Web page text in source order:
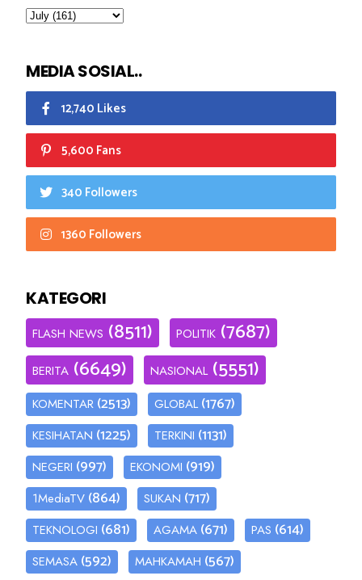
MEDIA SOSIAL..
12,740 Likes
5,600 Fans
340 Followers
1360 Followers
KATEGORI
FLASH NEWS (8511) POLITIK (7687)
BERITA (6649) NASIONAL (5551)
KOMENTAR (2513) GLOBAL (1767)
KESIHATAN (1225) TERKINI (1131)
NEGERI (997) EKONOMI (919)
1MediaTV (864) SUKAN (717)
TEKNOLOGI (681) AGAMA (671) PAS (614)
SEMASA (592) MAHKAMAH (567)